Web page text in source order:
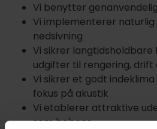
Vi benytter
Vi implementerer
nedsivning
Vi sikrer langtidsholdbare
udgifter til rengøring, drift
Vi sikrer et godt indeklima
fokus på akustik
Vi etablerer attraktive
som beboer